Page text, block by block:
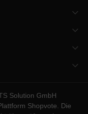
Solution GmbH
Shopvote . Die